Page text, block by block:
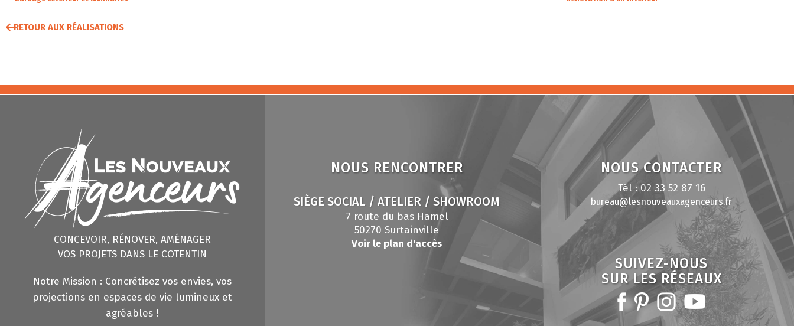
RETOUR AUX RÉALISATIONS
CONCEVOIR, RÉNOVER, AMÉNAGER
VOS PROJETS DANS LE COTENTIN
Notre Mission : Concrétisez vos envies, vos
projections en espaces de vie lumineux et
agréables !
NOUS RENCONTRER
SIÈGE SOCIAL / ATELIER / SHOWROOM
7 route du bas Hamel
50270 Surtainville
Voir le plan d'accès
NOUS CONTACTER
Tél : 02 33 52 87 16
bureau@lesnouveauxagenceurs.fr
SUIVEZ-NOUS
SUR LES RÉSEAUX